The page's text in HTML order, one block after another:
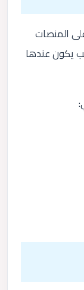
المنصات
يكون عندها